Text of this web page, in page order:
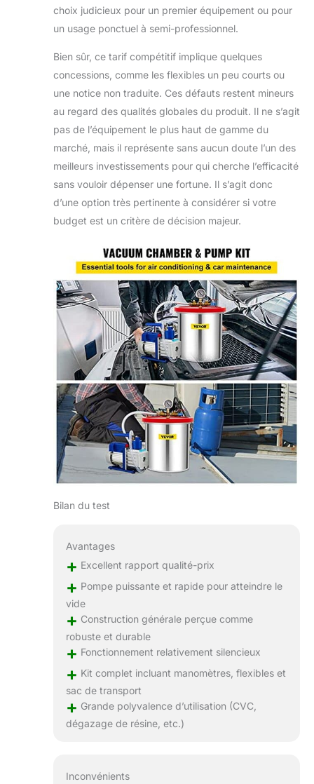
main.
choix judicieux pour un premier équipement ou pour
un usage ponctuel à semi-professionnel.
Bien sûr, ce tarif compétitif implique quelques
concessions, comme les flexibles un peu courts ou
une notice non traduite. Ces défauts restent mineurs
au regard des qualités globales du produit. Il ne s’agit
pas de l’équipement le plus haut de gamme du
marché, mais il représente sans aucun doute l’un des
meilleurs investissements pour qui cherche l’efficacité
sans vouloir dépenser une fortune. Il s’agit donc
d’une option très pertinente à considérer si votre
budget est un critère de décision majeur.
Bilan du test
Avantages
+ Excellent rapport qualité-prix
+ Pompe puissante et rapide pour atteindre le
vide
+ Construction générale perçue comme
robuste et durable
+ Fonctionnement relativement silencieux
+ Kit complet incluant manomètres, flexibles et
sac de transport
+ Grande polyvalence d’utilisation (CVC,
dégazage de résine, etc.)
Inconvénients